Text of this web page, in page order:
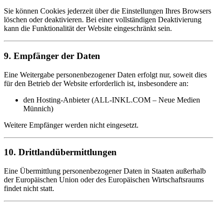
Sie können Cookies jederzeit über die Einstellungen Ihres Browsers
löschen oder deaktivieren. Bei einer vollständigen Deaktivierung
kann die Funktionalität der Website eingeschränkt sein.
9. Empfänger der Daten
Eine Weitergabe personenbezogener Daten erfolgt nur, soweit dies
für den Betrieb der Website erforderlich ist, insbesondere an:
den Hosting-Anbieter (ALL-INKL.COM – Neue Medien
Münnich)
Weitere Empfänger werden nicht eingesetzt.
10. Drittlandübermittlungen
Eine Übermittlung personenbezogener Daten in Staaten außerhalb
der Europäischen Union oder des Europäischen Wirtschaftsraums
findet nicht statt.